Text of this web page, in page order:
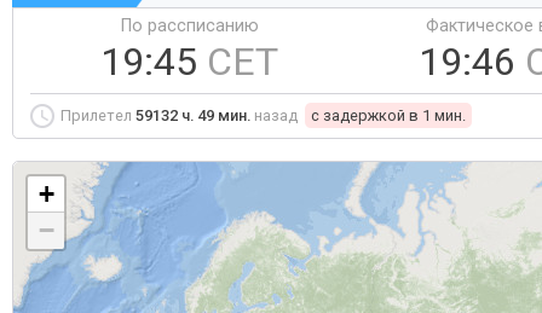
По рассписанию
19:45 CET
Фактическое
19:46
Прилетел 59132 ч. 49 мин. назад c задержкой в 1 мин.
+
−